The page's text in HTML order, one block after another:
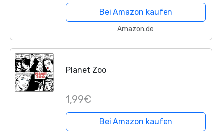
Bei Amazon kaufen
Amazon.de
Planet Zoo
1,99€
Bei Amazon kaufen